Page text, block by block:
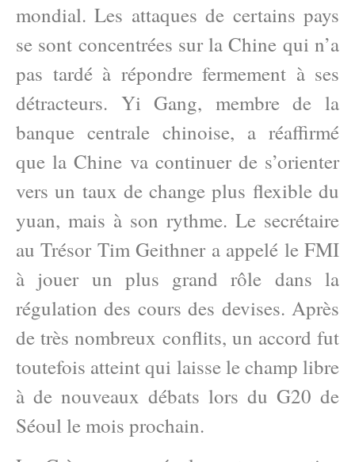
mondial. Les attaques de certains pays
se sont concentrées sur la Chine qui n’a
pas tardé à répondre fermement à ses
détracteurs. Yi Gang, membre de la
banque centrale chinoise, a réaffirmé
que la Chine va continuer de s’orienter
vers un taux de change plus flexible du
yuan, mais à son rythme. Le secrétaire
au Trésor Tim Geithner a appelé le FMI
à jouer un plus grand rôle dans la
régulation des cours des devises. Après
de très nombreux conflits, un accord fut
toutefois atteint qui laisse le champ libre
à de nouveaux débats lors du G20 de
Séoul le mois prochain.